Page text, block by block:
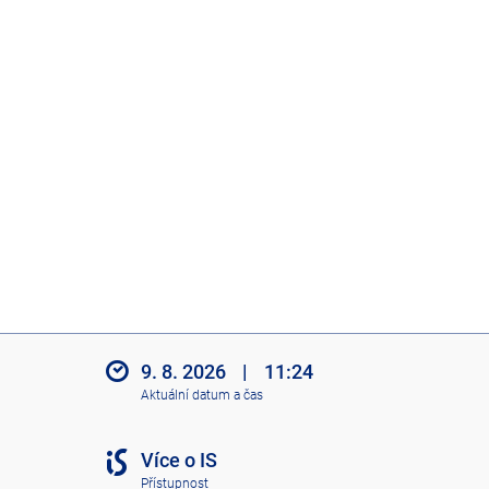
9. 8. 2026 | 11:24
Aktuální datum a čas
Více o IS
Přístupnost